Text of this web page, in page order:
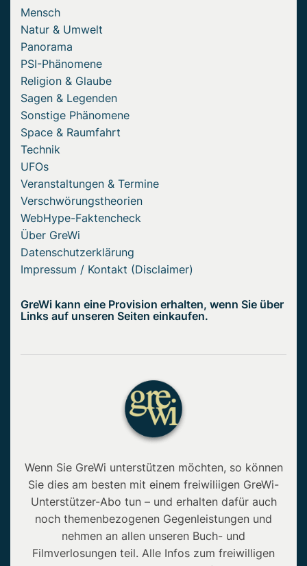
Mensch
Natur & Umwelt
Panorama
PSI-Phänomene
Religion & Glaube
Sagen & Legenden
Sonstige Phänomene
Space & Raumfahrt
Technik
UFOs
Veranstaltungen & Termine
Verschwörungstheorien
WebHype-Faktencheck
Über GreWi
Datenschutzerklärung
Impressum / Kontakt (Disclaimer)
GreWi kann eine Provision erhalten, wenn Sie über
Links auf unseren Seiten einkaufen.
Wenn Sie GreWi unterstützen möchten, so können
Sie dies am besten mit einem freiwiliigen GreWi-
Unterstützer-Abo tun – und erhalten dafür auch
noch themenbezogenen Gegenleistungen und
nehmen an allen unseren Buch- und
Filmverlosungen teil. Alle Infos zum freiwilligen